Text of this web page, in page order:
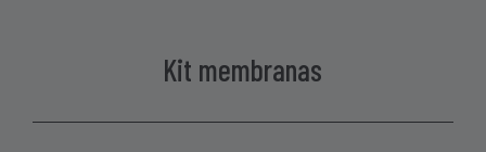
Kit membranas